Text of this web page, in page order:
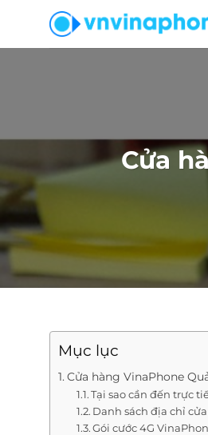
nội
Cửa
Mục lục
Cửa hàng VinaPhone
Tại sao cần đến trực
Danh sách địa chỉ
Gói cước 4G